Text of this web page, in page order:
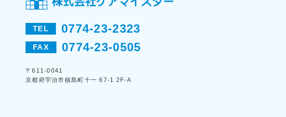
TEL 0774-23-2323
FAX 0774-23-0505
〒611-0041
京都府宇治市槙島町十一 67-1 2F-A